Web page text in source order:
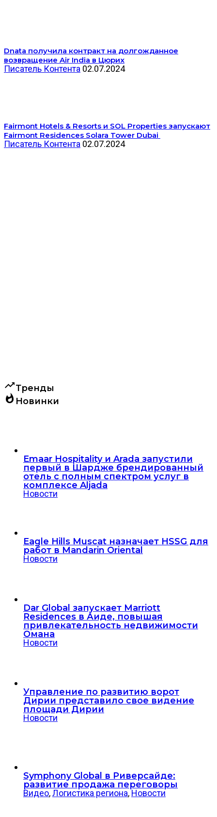
Dnata получила контракт на долгожданное
возвращение Air India в Цюрих
Писатель Контента 02.07.2024
Fairmont Hotels & Resorts и SOL Properties запускают
Fairmont Residences Solara Tower Dubai
Писатель Контента 02.07.2024
trending_upТренды
whatshot Новинки
Emaar Hospitality и Arada запустили
первый в Шардже брендированный
отель с полным спектром услуг в
комплексе Aljada
Новости
Eagle Hills Muscat назначает HSSG для
работ в Mandarin Oriental
Новости
Dar Global запускает Marriott
Residences в Аиде, повышая
привлекательность недвижимости
Омана
Новости
Управление по развитию ворот
Дирии представило свое видение
площади Дирии
Новости
Symphony Global в Риверсайде:
развитие продажа переговоры
Видео,Логистика региона, Новости